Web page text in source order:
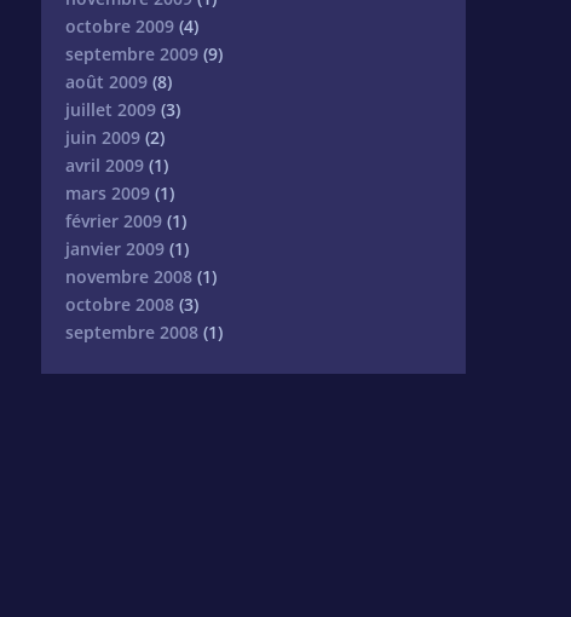
octobre 2009 (4)
septembre 2009 (9)
août 2009 (8)
juillet 2009 (3)
juin 2009 (2)
avril 2009 (1)
mars 2009 (1)
février 2009 (1)
janvier 2009 (1)
novembre 2008 (1)
octobre 2008 (3)
septembre 2008 (1)